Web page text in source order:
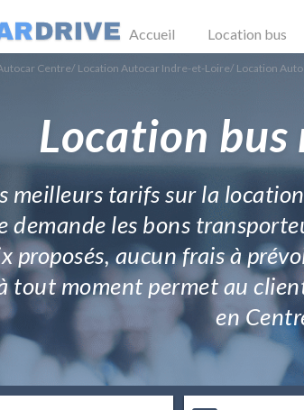
Accueil Location bus
Centre/ Location Autocar Indre-et-Loire/ Location
Location
meilleurs tarifs sur la
demande les bons
proposés, aucun frais à
tout moment permet au
en